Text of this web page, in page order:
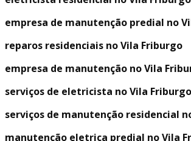
empresa de manutenção predial no
reparos residenciais no Vila Friburgo
empresa de manutenção no Vila
serviços de eletricista no Vila Friburgo
serviços de manutenção residencial
manutenção eletrica predial no Vila